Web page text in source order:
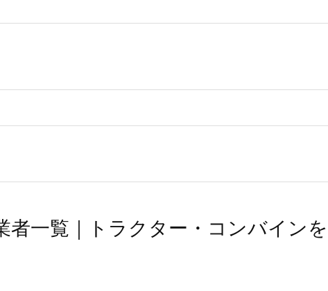
者一覧｜トラクター・コンバイン